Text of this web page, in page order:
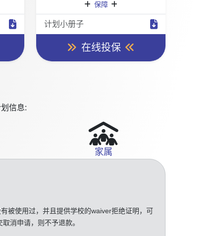
保障
计划小册子
在线投保
信息:
家属
被使用过，并且提供学校的waiver拒绝证明，可
消申请，则不予退款。